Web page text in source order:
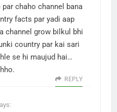
chaho channel bana
facts par yadi aap
channel grow bilkul bhi
country par kai sari
se hi maujud hai…
REPLY